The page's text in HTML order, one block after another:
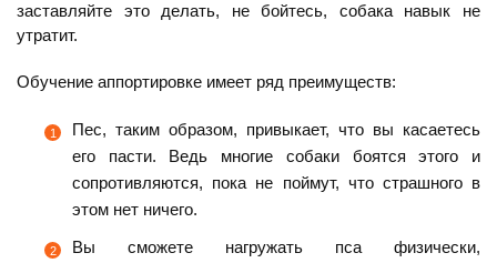
заставляйте это делать, не бойтесь, собака навык не
утратит.
Обучение аппортировке имеет ряд преимуществ:
Пес, таким образом, привыкает, что вы касаетесь
его пасти. Ведь многие собаки боятся этого и
сопротивляются, пока не поймут, что страшного в
этом нет ничего.
Вы сможете нагружать пса физически,